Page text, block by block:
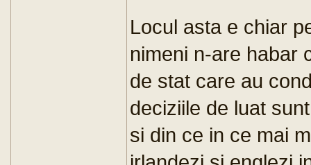
Locul asta e chiar
nimeni n-are habar
de stat care au
deciziile de luat
si din ce in ce mai